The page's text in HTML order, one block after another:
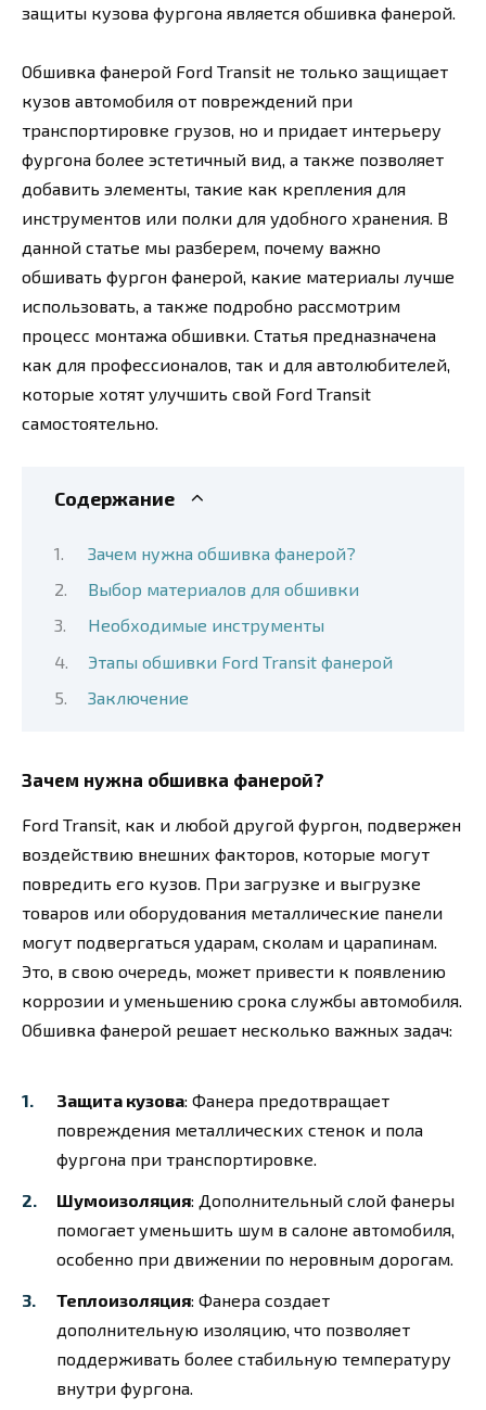
защиты кузова фургона является обшивка фанерой.
Обшивка фанерой Ford Transit не только защищает
кузов автомобиля от повреждений при
транспортировке грузов, но и придает интерьеру
фургона более эстетичный вид, а также позволяет
добавить элементы, такие как крепления для
инструментов или полки для удобного хранения. В
данной статье мы разберем, почему важно
обшивать фургон фанерой, какие материалы лучше
использовать, а также подробно рассмотрим
процесс монтажа обшивки. Статья предназначена
как для профессионалов, так и для автолюбителей,
которые хотят улучшить свой Ford Transit
самостоятельно.
Содержание
Зачем нужна обшивка фанерой?
Выбор материалов для обшивки
Необходимые инструменты
Этапы обшивки Ford Transit фанерой
Заключение
Зачем нужна обшивка фанерой?
Ford Transit, как и любой другой фургон, подвержен
воздействию внешних факторов, которые могут
повредить его кузов. При загрузке и выгрузке
товаров или оборудования металлические панели
могут подвергаться ударам, сколам и царапинам.
Это, в свою очередь, может привести к появлению
коррозии и уменьшению срока службы автомобиля.
Обшивка фанерой решает несколько важных задач:
Защита кузова: Фанера предотвращает
повреждения металлических стенок и пола
фургона при транспортировке.
Шумоизоляция: Дополнительный слой фанеры
помогает уменьшить шум в салоне автомобиля,
особенно при движении по неровным дорогам.
Теплоизоляция: Фанера создает
дополнительную изоляцию, что позволяет
поддерживать более стабильную температуру
внутри фургона.